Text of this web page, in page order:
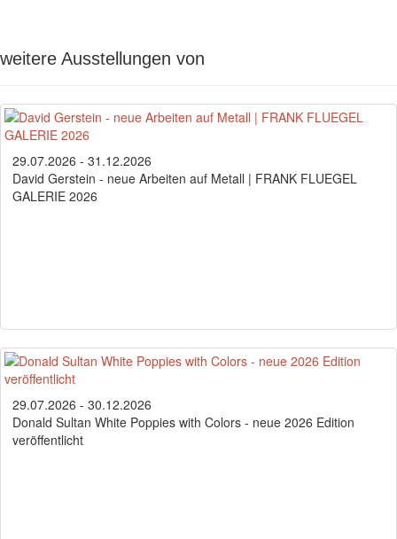
weitere Ausstellungen von
29.07.2026 - 31.12.2026
David Gerstein - neue Arbeiten auf Metall | FRANK FLUEGEL
GALERIE 2026
29.07.2026 - 30.12.2026
Donald Sultan White Poppies with Colors - neue 2026 Edition
veröffentlicht